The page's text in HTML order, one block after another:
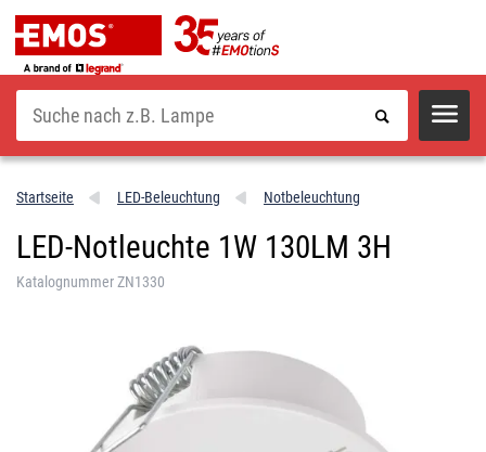
Suche
Startseite LED-Beleuchtung Notbeleuchtung
LED-Notleuchte 1W 130LM 3H
Katalognummer ZN1330